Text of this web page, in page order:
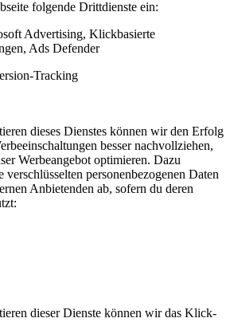
folgende Drittdienste ein:
Advertising, Klickbasierte
Ads Defender
Tracking
dieses Dienstes können wir den Erfolg
besser nachvollziehen,
Werbeangebot optimieren. Dazu
verschlüsselten personenbezogenen Daten
Anbietenden ab, sofern du deren
dieser Dienste können wir das Klick-